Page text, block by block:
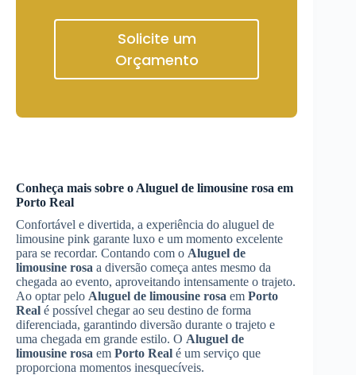
Solicite um
Orçamento
Conheça mais sobre o Aluguel de limousine rosa em
Porto Real
Confortável e divertida, a experiência do aluguel de
limousine pink garante luxo e um momento excelente
para se recordar. Contando com o Aluguel de
limousine rosa a diversão começa antes mesmo da
chegada ao evento, aproveitando intensamente o trajeto.
Ao optar pelo Aluguel de limousine rosa em Porto
Real é possível chegar ao seu destino de forma
diferenciada, garantindo diversão durante o trajeto e
uma chegada em grande estilo. O Aluguel de
limousine rosa em Porto Real é um serviço que
proporciona momentos inesquecíveis.